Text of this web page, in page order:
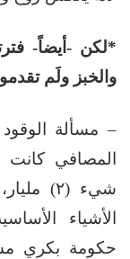
*لكن -أيضاً-
والخبز ولَم
– مسألة
المصافي
شيء (٢)
الأشياء
حكومة بكري